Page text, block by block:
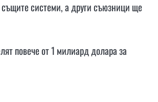
системи, а други съюзници ще
повече от 1 милиард долара за